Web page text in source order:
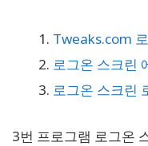
Tweaks.com
로그온 스크린
로그온 스크린
3번 프로그램 로그온